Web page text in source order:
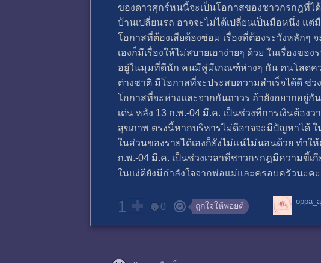
ของดาวศุกร์หนนี้จะเป็นโอกาสของชาวกรกฎที่ไ
บ้านเปลี่ยนรถ อาจจะไม่ได้เปลี่ยนเป็นมือหนึ่ง แ
โอกาสที่ต้องเสียต้องซ่อม เรื่องที่ต้องระวังหลัก
เองก็มีเรื่องให้ไม่สบายเอาง่ายๆ ด้วย ในเรื่องข
อยู่ในมุมที่ดีนัก คนมีคู่มีเกณฑ์ห่างๆ กัน คนโสดค
ต่างชาติ มีโอกาสที่จะประสบความสำเร็จได้ดี ช่
โอกาสที่จะห่างและจากกันถาวร ถ้ายังอยากอยู่
เด่น หลัง 13 ก.พ.-04 มี.ค. เป็นช่วงที่การเงินต้อ
สุขภาพ ตรงนี้หากบริหารไม่ดีอาจจะมีปัญหาได้
ในส่วนของรายได้เองก็ยังไม่แน่ไม่นอนด้วย ทำใ
ก.พ.-04 มี.ค. เป็นช่วงเวลาที่ชาวกรกฎมีความขี้
ในแง่ดียังมีกำลังใจจากพ่อแม่และครอบครัวนะค
1 0 ถูกใจให้พอยต์